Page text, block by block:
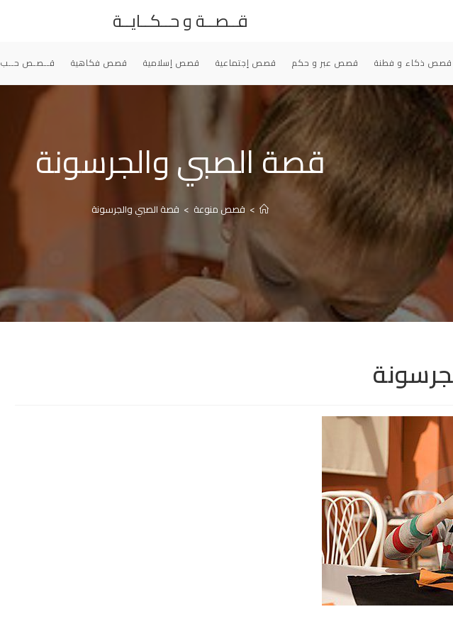
قــصــة و حــكــايــة
قصص ذكاء و فطنة قصص عبر و حكم قصص إجتماعية قصص إسلامية قصص فكاهية قــصـص حــب
قصة الصبي والجرسونة
> قصص منوعة > قصة الصبي والجرسونة